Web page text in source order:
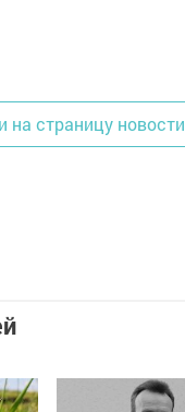
на страницу новости